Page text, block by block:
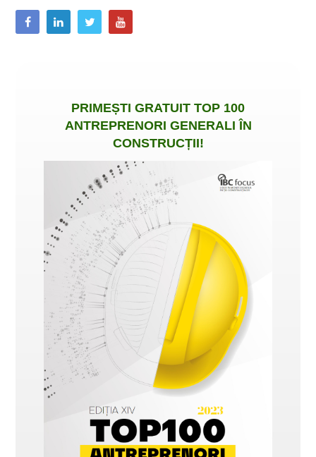
PRIMEȘTI GRATUIT TOP 100
ANTREPRENORI GENERALI ÎN
CONSTRUCȚII!